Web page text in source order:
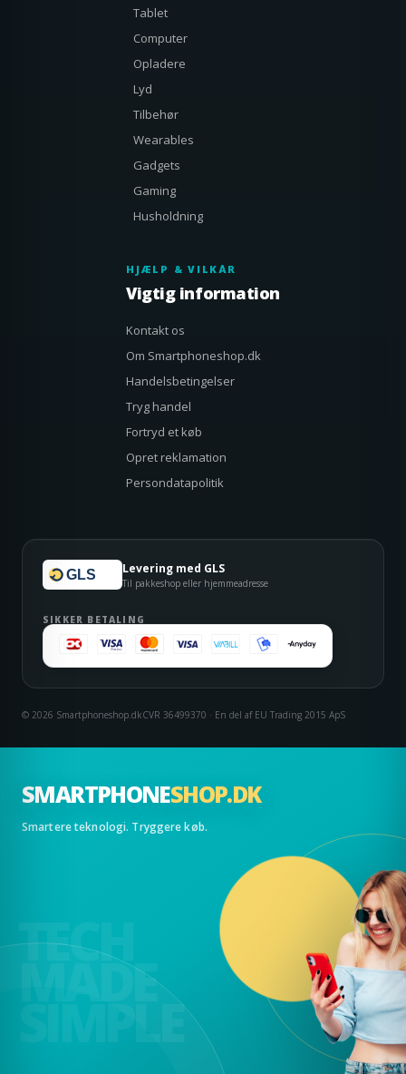
SMARTPHONESHOP.DK
Smartere teknologi. Tryggere køb.
TECH
MADE
SIMPLE
Tablet
Computer
Opladere
Lyd
Tilbehør
Wearables
Gadgets
Gaming
Husholdning
HJÆLP & VILKÅR
Vigtig information
Kontakt os
Om Smartphoneshop.dk
Handelsbetingelser
Tryg handel
Fortryd et køb
Opret reklamation
Persondatapolitik
GLS Levering med GLS
Til pakkeshop eller hjemmeadresse
SIKKER BETALING
© 2026 Smartphoneshop.dkCVR 36499370 · En del af EU Trading 2015 ApS